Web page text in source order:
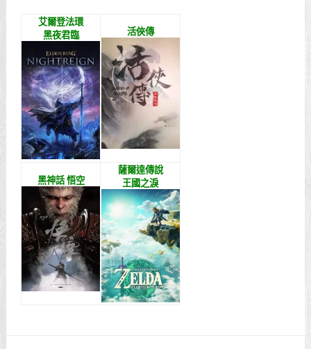
艾爾登法環
黑夜君臨
活俠傳
黑神話 悟空
薩爾達傳說
王國之淚